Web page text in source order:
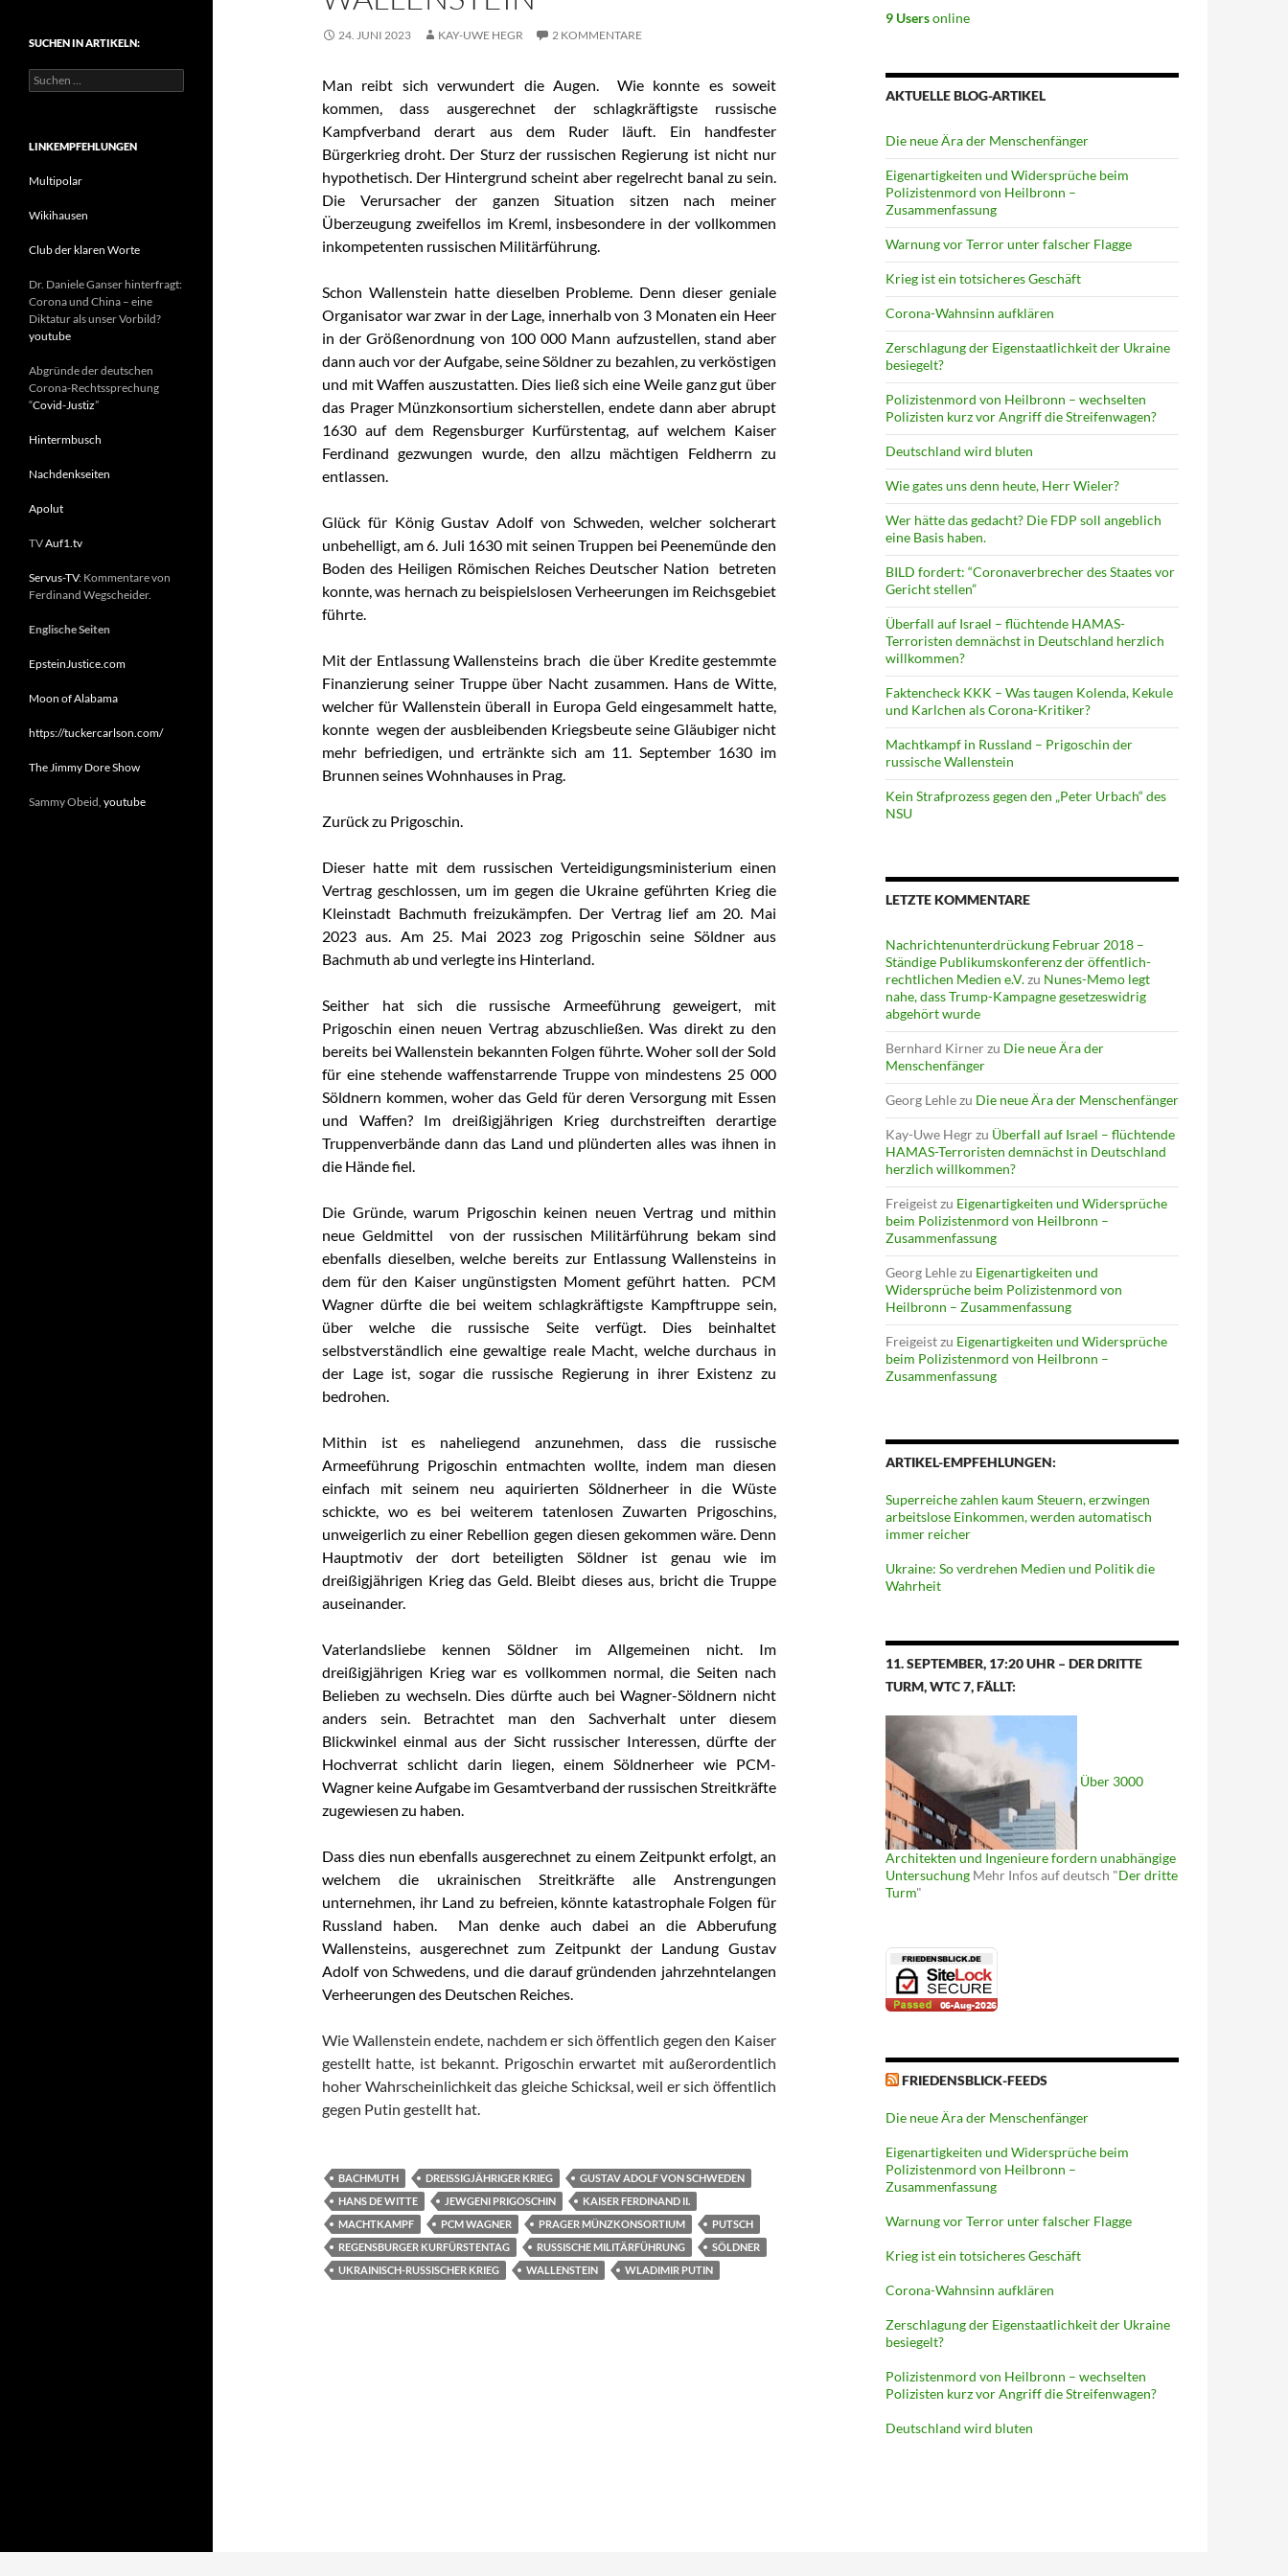
24. JUNI 2023 KAY-UWE HEGR 2 KOMMENTARE
Man reibt sich verwundert die Augen. Wie konnte es soweit
kommen, dass ausgerechnet der schlagkräftigste russische
Kampfverband derart aus dem Ruder läuft. Ein handfester
Bürgerkrieg droht. Der Sturz der russischen Regierung ist nicht nur
hypothetisch. Der Hintergrund scheint aber regelrecht banal zu sein.
Die Verursacher der ganzen Situation sitzen nach meiner
Überzeugung zweifellos im Kreml, insbesondere in der vollkommen
inkompetenten russischen Militärführung.
Schon Wallenstein hatte dieselben Probleme. Denn dieser geniale
Organisator war zwar in der Lage, innerhalb von 3 Monaten ein Heer
in der Größenordnung von 100 000 Mann aufzustellen, stand aber
dann auch vor der Aufgabe, seine Söldner zu bezahlen, zu verköstigen
und mit Waffen auszustatten. Dies ließ sich eine Weile ganz gut über
das Prager Münzkonsortium sicherstellen, endete dann aber abrupt
1630 auf dem Regensburger Kurfürstentag, auf welchem Kaiser
Ferdinand gezwungen wurde, den allzu mächtigen Feldherrn zu
entlassen.
Glück für König Gustav Adolf von Schweden, welcher solcherart
unbehelligt, am 6. Juli 1630 mit seinen Truppen bei Peenemünde den
Boden des Heiligen Römischen Reiches Deutscher Nation betreten
konnte, was hernach zu beispielslosen Verheerungen im Reichsgebiet
führte.
Mit der Entlassung Wallensteins brach die über Kredite gestemmte
Finanzierung seiner Truppe über Nacht zusammen. Hans de Witte,
welcher für Wallenstein überall in Europa Geld eingesammelt hatte,
konnte wegen der ausbleibenden Kriegsbeute seine Gläubiger nicht
mehr befriedigen, und ertränkte sich am 11. September 1630 im
Brunnen seines Wohnhauses in Prag.
Zurück zu Prigoschin.
Dieser hatte mit dem russischen Verteidigungsministerium einen
Vertrag geschlossen, um im gegen die Ukraine geführten Krieg die
Kleinstadt Bachmuth freizukämpfen. Der Vertrag lief am 20. Mai
2023 aus. Am 25. Mai 2023 zog Prigoschin seine Söldner aus
Bachmuth ab und verlegte ins Hinterland.
Seither hat sich die russische Armeeführung geweigert, mit
Prigoschin einen neuen Vertrag abzuschließen. Was direkt zu den
bereits bei Wallenstein bekannten Folgen führte. Woher soll der Sold
für eine stehende waffenstarrende Truppe von mindestens 25 000
Söldnern kommen, woher das Geld für deren Versorgung mit Essen
und Waffen? Im dreißigjährigen Krieg durchstreiften derartige
Truppenverbände dann das Land und plünderten alles was ihnen in
die Hände fiel.
Die Gründe, warum Prigoschin keinen neuen Vertrag und mithin
neue Geldmittel von der russischen Militärführung bekam sind
ebenfalls dieselben, welche bereits zur Entlassung Wallensteins in
dem für den Kaiser ungünstigsten Moment geführt hatten. PCM
Wagner dürfte die bei weitem schlagkräftigste Kampftruppe sein,
über welche die russische Seite verfügt. Dies beinhaltet
selbstverständlich eine gewaltige reale Macht, welche durchaus in
der Lage ist, sogar die russische Regierung in ihrer Existenz zu
bedrohen.
Mithin ist es naheliegend anzunehmen, dass die russische
Armeeführung Prigoschin entmachten wollte, indem man diesen
einfach mit seinem neu aquirierten Söldnerheer in die Wüste
schickte, wo es bei weiterem tatenlosen Zuwarten Prigoschins,
unweigerlich zu einer Rebellion gegen diesen gekommen wäre. Denn
Hauptmotiv der dort beteiligten Söldner ist genau wie im
dreißigjährigen Krieg das Geld. Bleibt dieses aus, bricht die Truppe
auseinander.
Vaterlandsliebe kennen Söldner im Allgemeinen nicht. Im
dreißigjährigen Krieg war es vollkommen normal, die Seiten nach
Belieben zu wechseln. Dies dürfte auch bei Wagner-Söldnern nicht
anders sein. Betrachtet man den Sachverhalt unter diesem
Blickwinkel einmal aus der Sicht russischer Interessen, dürfte der
Hochverrat schlicht darin liegen, einem Söldnerheer wie PCM-
Wagner keine Aufgabe im Gesamtverband der russischen Streitkräfte
zugewiesen zu haben.
Dass dies nun ebenfalls ausgerechnet zu einem Zeitpunkt erfolgt, an
welchem die ukrainischen Streitkräfte alle Anstrengungen
unternehmen, ihr Land zu befreien, könnte katastrophale Folgen für
Russland haben. Man denke auch dabei an die Abberufung
Wallensteins, ausgerechnet zum Zeitpunkt der Landung Gustav
Adolf von Schwedens, und die darauf gründenden jahrzehntelangen
Verheerungen des Deutschen Reiches.
Wie Wallenstein endete, nachdem er sich öffentlich gegen den Kaiser
gestellt hatte, ist bekannt. Prigoschin erwartet mit außerordentlich
hoher Wahrscheinlichkeit das gleiche Schicksal, weil er sich öffentlich
gegen Putin gestellt hat.
BACHMUTH DREISSIGJÄHRIGER KRIEG
GUSTAV ADOLF VON SCHWEDEN
HANS DE WITTE
JEWGENI PRIGOSCHIN
KAISER FERDINAND II.
MACHTKAMPF
PCM WAGNER PRAGER MÜNZKONSORTIUM
PUTSCH
REGENSBURGER KURFÜRSTENTAG
RUSSISCHE MILITÄRFÜHRUNG
SÖLDNER
UKRAINISCH-RUSSISCHER KRIEG
WALLENSTEIN WLADIMIR PUTIN
9 Usersonline
AKTUELLE BLOG-ARTIKEL
Die neue Ära der Menschenfänger
Eigenartigkeiten und Widersprüche beim
Polizistenmord von Heilbronn –
Zusammenfassung
Warnung vor Terror unter falscher Flagge
Krieg ist ein totsicheres Geschäft
Corona-Wahnsinn aufklären
Zerschlagung der Eigenstaatlichkeit der Ukraine
besiegelt?
Polizistenmord von Heilbronn – wechselten
Polizisten kurz vor Angriff die Streifenwagen?
Deutschland wird bluten
Wie gates uns denn heute, Herr Wieler?
Wer hätte das gedacht? Die FDP soll angeblich
eine Basis haben.
BILD fordert: “Coronaverbrecher des Staates vor
Gericht stellen”
Überfall auf Israel – flüchtende HAMAS-
Terroristen demnächst in Deutschland herzlich
willkommen?
Faktencheck KKK – Was taugen Kolenda, Kekule
und Karlchen als Corona-Kritiker?
Machtkampf in Russland – Prigoschin der
russische Wallenstein
Kein Strafprozess gegen den „Peter Urbach“ des
NSU
LETZTE KOMMENTARE
Nachrichtenunterdrückung Februar 2018 –
Ständige Publikumskonferenz der öffentlich-
rechtlichen Medien e.V.zu Nunes-Memo legt
nahe, dass Trump-Kampagne gesetzeswidrig
abgehört wurde
Bernhard Kirnerzu Die neue Ära der
Menschenfänger
Georg Lehlezu Die neue Ära der Menschenfänger
Kay-Uwe Hegrzu Überfall auf Israel – flüchtende
HAMAS-Terroristen demnächst in Deutschland
herzlich willkommen?
Freigeistzu Eigenartigkeiten und Widersprüche
beim Polizistenmord von Heilbronn –
Zusammenfassung
Georg Lehlezu Eigenartigkeiten und
Widersprüche beim Polizistenmord von
Heilbronn – Zusammenfassung
Freigeistzu Eigenartigkeiten und Widersprüche
beim Polizistenmord von Heilbronn –
Zusammenfassung
ARTIKEL-EMPFEHLUNGEN:
Superreiche zahlen kaum Steuern, erzwingen
arbeitslose Einkommen, werden automatisch
immer reicher
Ukraine: So verdrehen Medien und Politik die
Wahrheit
11. SEPTEMBER, 17:20 UHR – DER DRITTE
TURM, WTC 7, FÄLLT:
Über 3000
Architekten und Ingenieure fordern unabhängige
Untersuchung Mehr Infos auf deutsch "Der dritte
Turm"
FRIEDENSBLICK-FEEDS
Die neue Ära der Menschenfänger
Eigenartigkeiten und Widersprüche beim
Polizistenmord von Heilbronn –
Zusammenfassung
Warnung vor Terror unter falscher Flagge
Krieg ist ein totsicheres Geschäft
Corona-Wahnsinn aufklären
Zerschlagung der Eigenstaatlichkeit der Ukraine
besiegelt?
Polizistenmord von Heilbronn – wechselten
Polizisten kurz vor Angriff die Streifenwagen?
Deutschland wird bluten
g
SUCHEN IN ARTIKELN:
S
u
e
n
c
:
LINKEMPFEHLUNGEN
Multipolar
Wikihausen
Club der klaren Worte
Dr. Daniele Ganser hinterfragt:
Corona und China – eine
Diktatur als unser Vorbild?
youtube
Abgründe der deutschen
Corona-Rechtssprechung
“Covid-Justiz”
Hintermbusch
Nachdenkseiten
Apolut
TVAuf1.tv
Servus-TV: Kommentare von
Ferdinand Wegscheider.
Englische Seiten
EpsteinJustice.com
Moon of Alabama
https://tuckercarlson.com/
The Jimmy Dore Show
Sammy Obeid, youtube